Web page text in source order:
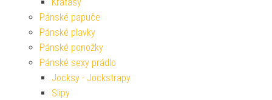
Pánské papuče
Pánské plavky
Pánské ponožky
Pánské sexy prádlo
Jocksy - Jockstrapy
Slipy